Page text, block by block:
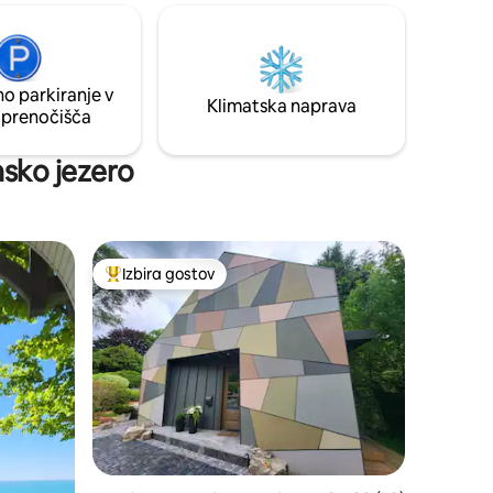
vodna
delavce/pogodbene izvajalce podjetja
parkiranje v
Klimatska naprava
jezero
»Izbira gostov«
Najbolj priljubljena prenočišča z značko »Izbira
Izbira gostov